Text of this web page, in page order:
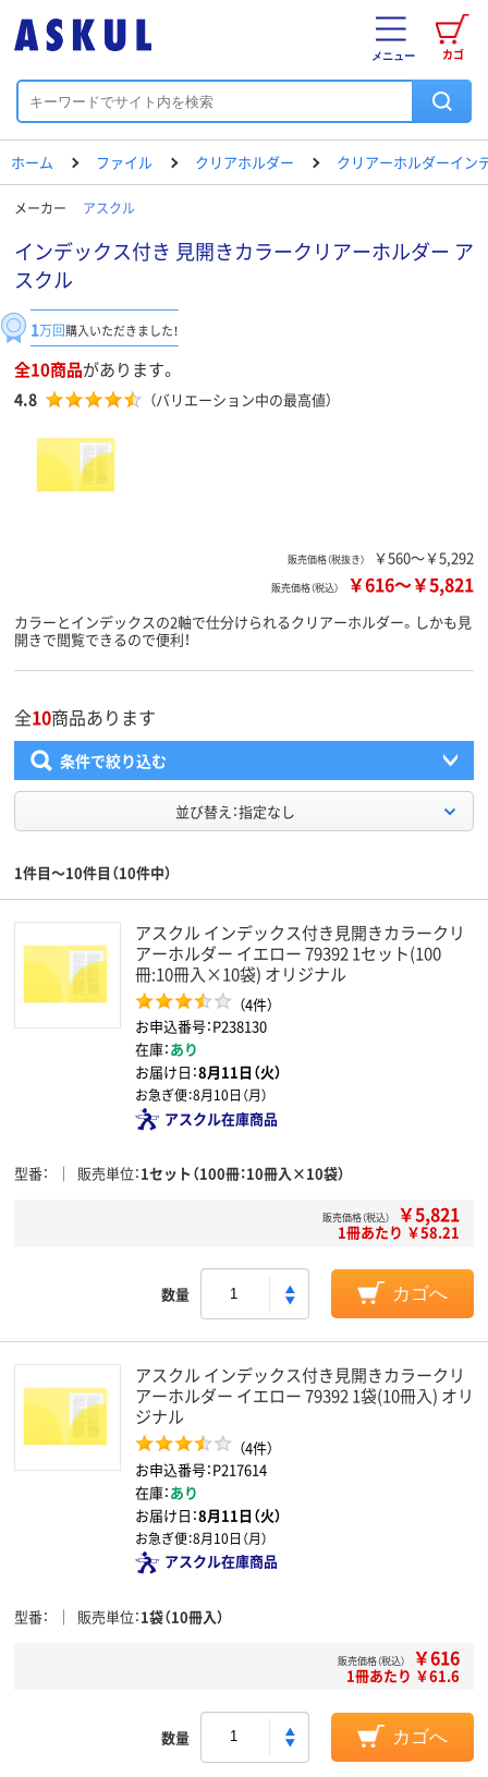
カゴ
メニュー
ホーム ファイル クリアホルダー クリアーホルダーイン
メーカー アスクル
インデックス付き 見開きカラークリアーホルダー ア
スクル
1万回購入いただきました！
全10商品があります。
4.8 （バリエーション中の最高値）
販売価格（税抜き） ￥560～￥5,292
販売価格（税込） ￥616～￥5,821
カラーとインデックスの2軸で仕分けられるクリアーホルダー。しかも見
開きで閲覧できるので便利！
全10商品あります
条件で絞り込む
並び替え：指定なし
1件目～10件目（10件中）
アスクル インデックス付き見開きカラークリ
アーホルダー イエロー 79392 1セット(100
冊:10冊入×10袋) オリジナル
（4件）
お申込番号：P238130
在庫：あり
お届け日：8月11日（火）
お急ぎ便：8月10日（月）
アスクル在庫商品
型番 販売単位 1セット（100冊：10冊入×10袋）
販売価格（税込） ￥5,821
1冊あたり ￥58.21
数量 カゴへ
アスクル インデックス付き見開きカラークリ
アーホルダー イエロー 79392 1袋(10冊入) オリ
ジナル
（4件）
お申込番号：P217614
在庫：あり
お届け日：8月11日（火）
お急ぎ便：8月10日（月）
アスクル在庫商品
型番 販売単位 1袋（10冊入）
販売価格（税込） ￥616
1冊あたり ￥61.6
数量 カゴへ